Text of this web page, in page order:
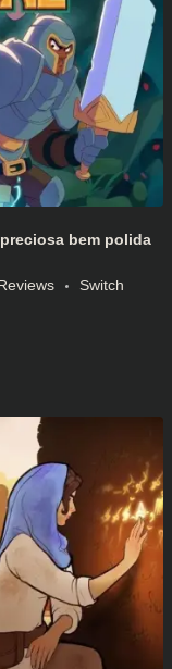
bem polida
Switch